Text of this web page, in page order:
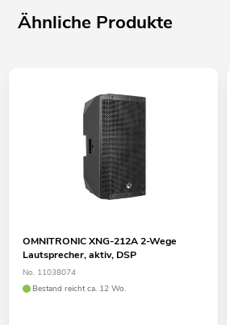
Ähnliche Produkte
OMNITRONIC XNG-212A 2-Wege
Lautsprecher, aktiv, DSP
No. 11038074
Bestand reicht ca. 12 Wo.